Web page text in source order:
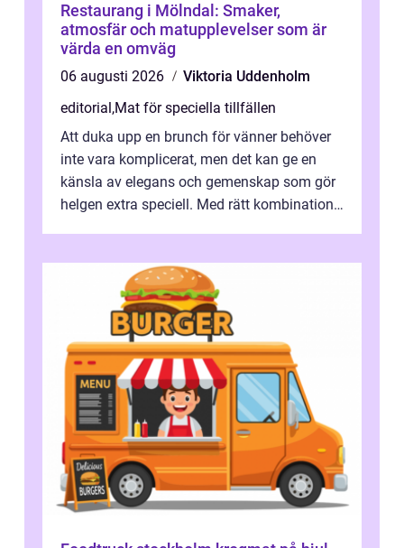
Restaurang i Mölndal: Smaker,
atmosfär och matupplevelser som är
värda en omväg
06 augusti 2026
Viktoria Uddenholm
editorial,Mat för speciella tillfällen
Att duka upp en brunch för vänner behöver
inte vara komplicerat, men det kan ge en
känsla av elegans och gemenskap som gör
helgen extra speciell. Med rätt kombination